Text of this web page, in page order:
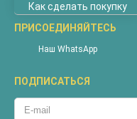
Джемперы
Жилеты
Комбинезоны
Майки
Пижамы
Оплата
Покупателям
Наши магазины
Акции
Контакты
Как сделать покупку
ПРИСОЕДИНЯЙТЕСЬ
Наш WhatsApp
ПОДПИСАТЬСЯ